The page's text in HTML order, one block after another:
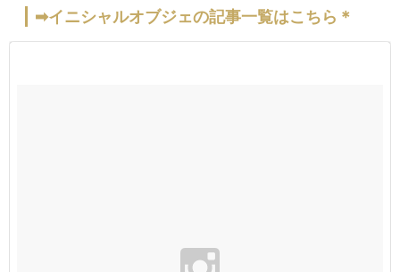
➡イニシャルオブジェの記事一覧はこちら＊